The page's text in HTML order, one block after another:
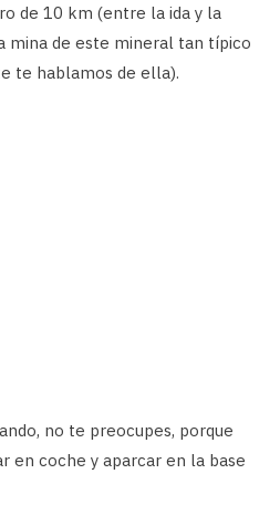
de 10 km (entre la ida y la
mina de este mineral tan típico
te hablamos de ella).
no te preocupes, porque
en coche y aparcar en la base